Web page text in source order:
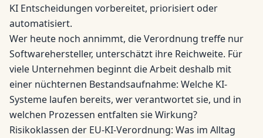
KI Entscheidungen vorbereitet, priorisiert oder
automatisiert.
Wer heute noch annimmt, die Verordnung treffe nur
Softwarehersteller, unterschätzt ihre Reichweite. Für
viele Unternehmen beginnt die Arbeit deshalb mit
einer nüchternen Bestandsaufnahme: Welche KI-
Systeme laufen bereits, wer verantwortet sie, und in
welchen Prozessen entfalten sie Wirkung?
Risikoklassen der EU-KI-Verordnung: Was im Alltag